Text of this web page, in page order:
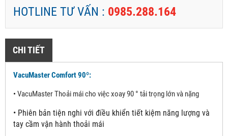
HOTLINE TƯ VẤN : 0985.288.164
CHI TIẾT
VacuMaster Comfort 90º:
•VacuMaster Thoải mái cho việc xoay 90 ° tải trọng lớn và nặng
• Phiên bản tiện nghi với điều khiển tiết kiệm năng lượng và
tay cầm vận hành thoải mái